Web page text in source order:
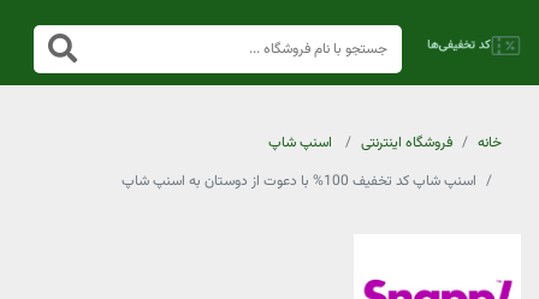
خانه فروشگاه اینترنتی
اسنپ شاپ
اسنپ شاپ کد تخفیف 100% با دعوت از دوستان به اسنپ شاپ